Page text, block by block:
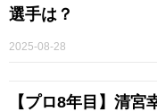
選手は？
2025-08-28
【プロ8年目】清宮